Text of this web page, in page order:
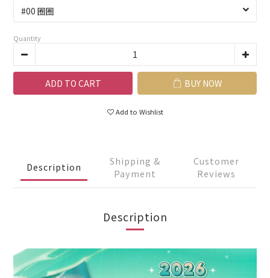
Quantity
ADD TO CART BUY NOW
Add to Wishlist
Description
Shipping &
Payment
Customer
Reviews
Description